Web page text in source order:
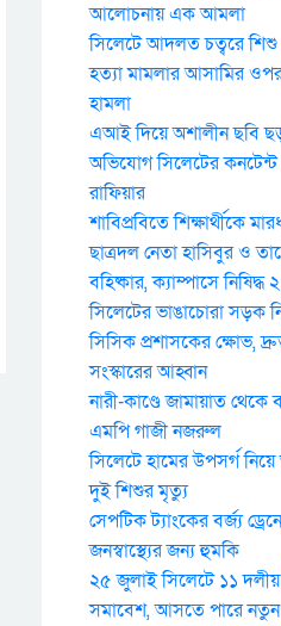
আলোচনায় এক আমলা
সিলেটে আদলত চত্বরে শিশু
হত্যা মামলার আসামির
হামলা
এআই দিয়ে অশালীন ছবি
অভিযোগ সিলেটের কনটেন্ট
রাফিয়ার
শাবিপ্রবিতে শিক্ষার্থীকে
ছাত্রদল নেতা হাসিবুর ও
বহিষ্কার, ক্যাম্পাসে নিষিদ্ধ
সিলেটের ভাঙাচোরা সড়ক
সিসিক প্রশাসকের ক্ষোভ,
সংস্কারের আহ্বান
নারী-কাণ্ডে জামায়াত থেকে
এমপি গাজী নজরুল
সিলেটে হামের উপসর্গ
দুই শিশুর মৃত্যু
সেপটিক ট্যাংকের বর্জ্য
জনস্বাস্থ্যের জন্য হুমকি
২৫ জুলাই সিলেটে ১১
সমাবেশ, আসতে পারে নতুন